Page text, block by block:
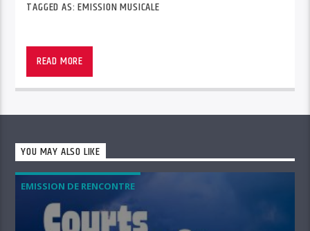
TAGGED AS:EMISSION MUSICALE
READ MORE
YOU MAY ALSO LIKE
EMISSION DE RENCONTRE